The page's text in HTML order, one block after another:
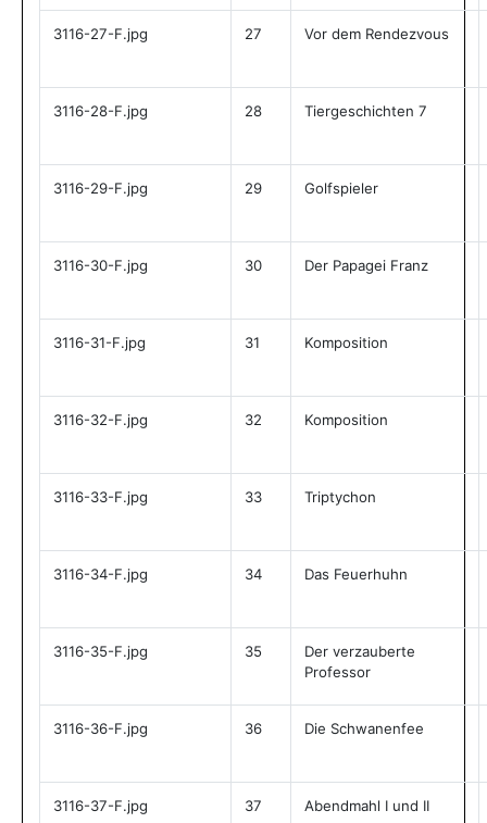
3116-27-F.jpg 27 Vor dem Rendezvous
3116-28-F.jpg 28 Tiergeschichten 7
3116-29-F.jpg 29 Golfspieler
3116-30-F.jpg 30 Der Papagei Franz
3116-31-F.jpg 31 Komposition
3116-32-F.jpg 32 Komposition
3116-33-F.jpg 33 Triptychon
3116-34-F.jpg 34 Das Feuerhuhn
3116-35-F.jpg 35
Der verzauberte
Professor
3116-36-F.jpg 36 Die Schwanenfee
3116-37-F.jpg 37 Abendmahl I und II